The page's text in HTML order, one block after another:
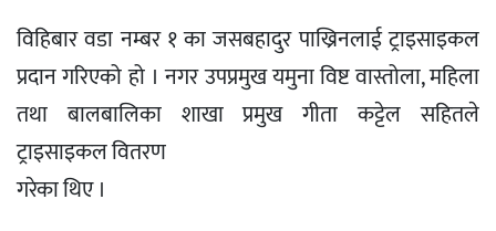
विहिबार वडा नम्बर १ का जसबहादुर पाख्रिनलाई ट्राइसाइकल
प्रदान गरिएको हो । नगर उपप्रमुख यमुना विष्ट वास्तोला, महिला
तथा बालबालिका शाखा प्रमुख गीता कट्टेल सहितले
ट्राइसाइकल वितरण
गरेका थिए ।